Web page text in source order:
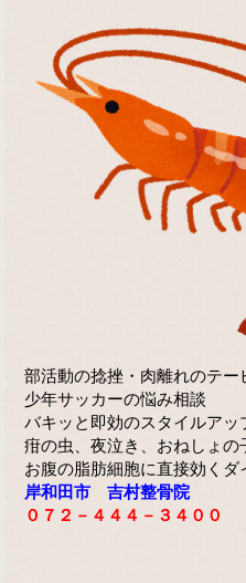
部活動の捻挫・肉離れのテー
少年サッカーの悩み相談
バキッと即効のスタイルアッ
疳の虫、夜泣き、おねしょの
お腹の脂肪細胞に直接効くダ
岸和田市 吉村整骨院
０７２－４４４－３４００